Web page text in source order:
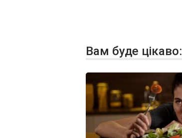
Вам буде цікаво: